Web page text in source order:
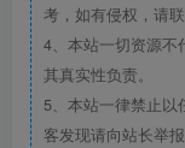
考，如有侵权，请
4、本站一切资源不
其真实性负责。
5、本站一律禁止
客发现请向站长举报